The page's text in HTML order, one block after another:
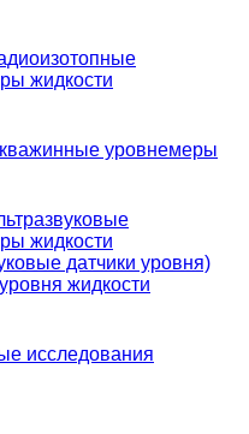
жидкости
уровнемеры
жидкости
датчики уровня)
жидкости
исследования